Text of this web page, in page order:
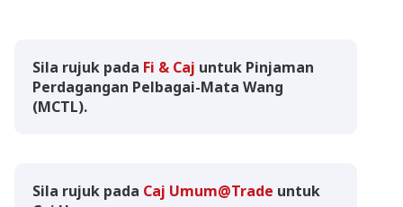
Sila rujuk pada Fi & Caj untuk Pinjaman
Perdagangan Pelbagai-Mata Wang
(MCTL).
Sila rujuk pada Caj Umum@Trade untuk